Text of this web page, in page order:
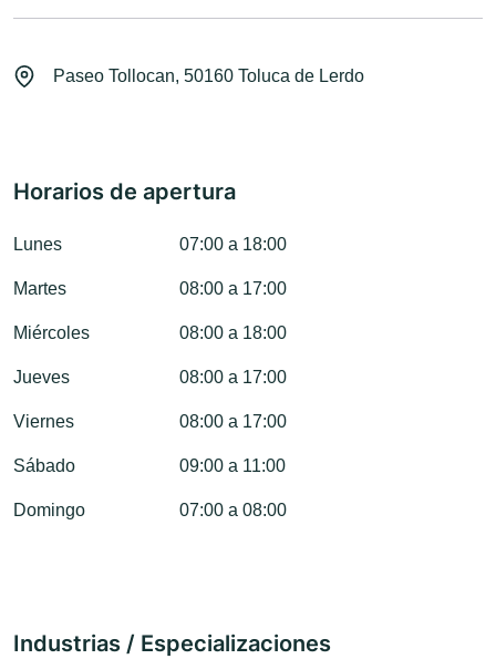
Paseo Tollocan, 50160 Toluca de Lerdo
Horarios de apertura
Lunes 07:00 a 18:00
Martes 08:00 a 17:00
Miércoles 08:00 a 18:00
Jueves 08:00 a 17:00
Viernes 08:00 a 17:00
Sábado 09:00 a 11:00
Domingo 07:00 a 08:00
Industrias / Especializaciones